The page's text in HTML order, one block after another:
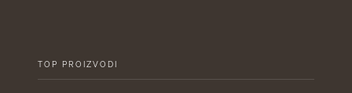
TOP PROIZVODI